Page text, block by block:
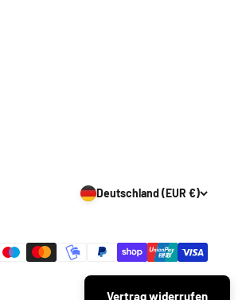
Deutschland (EUR €)
Vertrag widerrufen